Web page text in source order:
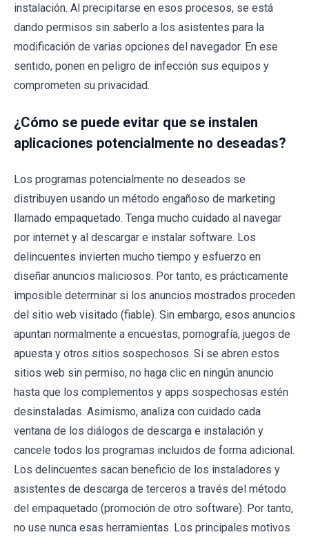
instalación. Al precipitarse en esos procesos, se está
dando permisos sin saberlo a los asistentes para la
modificación de varias opciones del navegador. En ese
sentido, ponen en peligro de infección sus equipos y
comprometen su privacidad.
¿Cómo se puede evitar que se instalen
aplicaciones potencialmente no deseadas?
Los programas potencialmente no deseados se
distribuyen usando un método engañoso de marketing
llamado empaquetado. Tenga mucho cuidado al navegar
por internet y al descargar e instalar software. Los
delincuentes invierten mucho tiempo y esfuerzo en
diseñar anuncios maliciosos. Por tanto, es prácticamente
imposible determinar si los anuncios mostrados proceden
del sitio web visitado (fiable). Sin embargo, esos anuncios
apuntan normalmente a encuestas, pornografía, juegos de
apuesta y otros sitios sospechosos. Si se abren estos
sitios web sin permiso, no haga clic en ningún anuncio
hasta que los complementos y apps sospechosas estén
desinstaladas. Asimismo, analiza con cuidado cada
ventana de los diálogos de descarga e instalación y
cancele todos los programas incluidos de forma adicional.
Los delincuentes sacan beneficio de los instaladores y
asistentes de descarga de terceros a través del método
del empaquetado (promoción de otro software). Por tanto,
no use nunca esas herramientas. Los principales motivos